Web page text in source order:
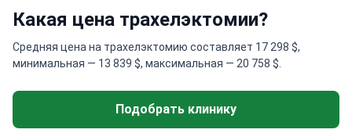
Какая цена трахелэктомии?
Средняя цена на трахелэктомию составляет 17 298 $,
минимальная — 13 839 $, максимальная — 20 758 $.
Подобрать клинику